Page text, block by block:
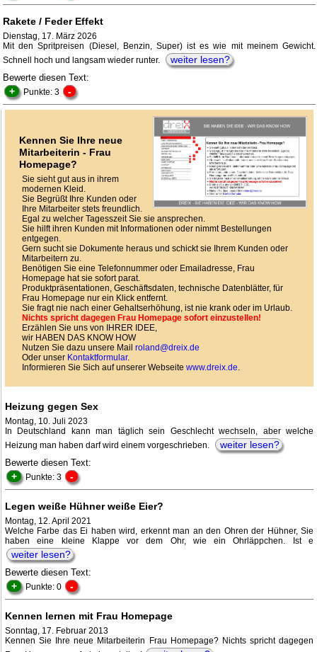
Rakete / Feder Effekt
Dienstag, 17. März 2026
Mit den Spritpreisen (Diesel, Benzin, Super) ist es wie mit meinem Gewicht.
Schnell hoch und langsam wieder runter.
weiter lesen?
Bewerte diesen Text:
+ Punkte: 3 -
Kennen Sie Ihre neue
Mitarbeiterin - Frau
Homepage?
Sie sieht gut aus in ihrem
modernen Kleid.
Sie Begrüßt Ihre Kunden oder
Ihre Mitarbeiter stets freundlich.
Egal zu welcher Tagesszeit Sie sie ansprechen.
Sie hilft ihren Kunden mit Informationen oder nimmt Bestellungen
entgegen.
Gern sucht sie Dokumente heraus und schickt sie Ihrem Kunden oder
Mitarbeitern zu.
Benötigen Sie eine Telefonnummer oder Emailadresse, Frau
Homepage hat sie sofort parat.
Produktpräsentationen, Geschäftsdaten, technische Datenblätter, für
Frau Homepage nur ein Klick entfernt.
Sie fragt nie nach einer Gehaltserhöhung, ist nie krank oder im Urlaub.
Nichts spricht dagegen Frau Homepage sofort einzustellen!
Erzählen Sie uns von IHRER IDEE,
wir HABEN DAS KNOW HOW
Nutzen Sie dazu unsere Mail roland@dreix.de
Oder unser Kontaktformular.
Informieren Sie Sich auf unserer Webseite www.dreix.de.
Heizung gegen Sex
Montag, 10. Juli 2023
In Deutschland kann man täglich sein Geschlecht wechseln, aber welche
Heizung man haben darf wird einem vorgeschrieben.
weiter lesen?
Bewerte diesen Text:
+ Punkte: 3 -
Legen weiße Hühner weiße Eier?
Montag, 12. April 2021
Welche Farbe das Ei haben wird, erkennt man an den Ohren der Hühner, Sie
haben eine kleine Klappe vor dem Ohr, wie ein Ohrläppchen. Ist e
weiter lesen?
Bewerte diesen Text:
+ Punkte: 0 -
Kennen lernen mit Frau Homepage
Sonntag, 17. Februar 2013
Kennen Sie Ihre neue Mitarbeiterin Frau Homepage? Nichts spricht dagegen